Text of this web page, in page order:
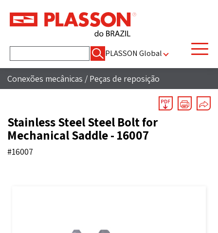
por:
PLASSON Global
Conexões mecânicas / Peças de reposição
Stainless Steel Steel Bolt for
Mechanical Saddle - 16007
#16007